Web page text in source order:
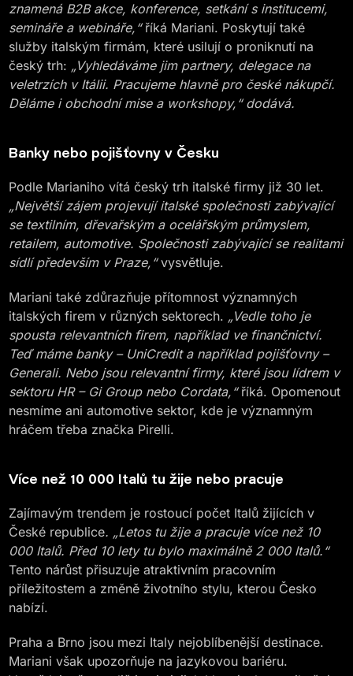
znamená B2B akce, konference, setkání s institucemi,
semináře a webináře,“říká Mariani. Poskytují také
služby italským firmám, které usilují o proniknutí na
český trh: „Vyhledáváme jim partnery, delegace na
veletrzích v Itálii. Pracujeme hlavně pro české nákupčí.
Děláme i obchodní mise a workshopy,“ dodává.
Banky nebo pojišťovny v Česku
Podle Marianiho vítá český trh italské firmy již 30 let.
„Největší zájem projevují italské společnosti zabývající
se textilním, dřevařským a ocelářským průmyslem,
retailem, automotive. Společnosti zabývající se realitami
sídlí především v Praze,“vysvětluje.
Mariani také zdůrazňuje přítomnost významných
italských firem v různých sektorech. „Vedle toho je
spousta relevantních firem, například ve finančnictví.
Teď máme banky – UniCredit a například pojišťovny –
Generali. Nebo jsou relevantní firmy, které jsou lídrem v
sektoru HR – Gi Group nebo Cordata,“říká. Opomenout
nesmíme ani automotive sektor, kde je významným
hráčem třeba značka Pirelli.
Více než 10 000 Italů tu žije nebo pracuje
Zajímavým trendem je rostoucí počet Italů žijících v
České republice. „Letos tu žije a pracuje více než 10
000 Italů. Před 10 lety tu bylo maximálně 2 000 Italů.“
Tento nárůst přisuzuje atraktivním pracovním
příležitostem a změně životního stylu, kterou Česko
nabízí.
Praha a Brno jsou mezi Italy nejoblíbenější destinace.
Mariani však upozorňuje na jazykovou bariéru.